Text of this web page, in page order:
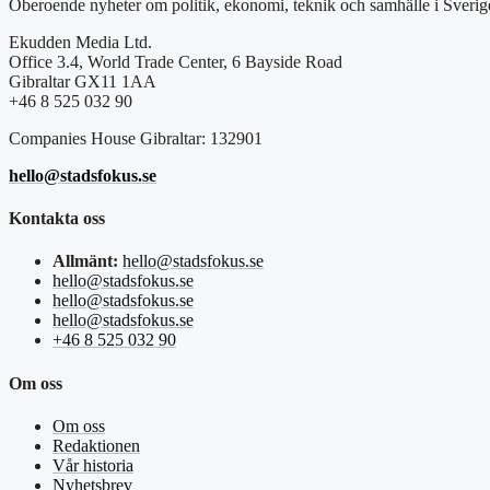
Oberoende nyheter om politik, ekonomi, teknik och samhälle i
Ekudden Media Ltd.
Office 3.4, World Trade Center, 6 Bayside Road
Gibraltar GX11 1AA
+46 8 525 032 90
Companies House Gibraltar: 132901
hello@stadsfokus.se
Kontakta oss
Allmänt: hello@stadsfokus.se
hello@stadsfokus.se
hello@stadsfokus.se
hello@stadsfokus.se
+46 8 525 032 90
Om oss
Om oss
Redaktionen
Vår historia
Nyhetsbrev